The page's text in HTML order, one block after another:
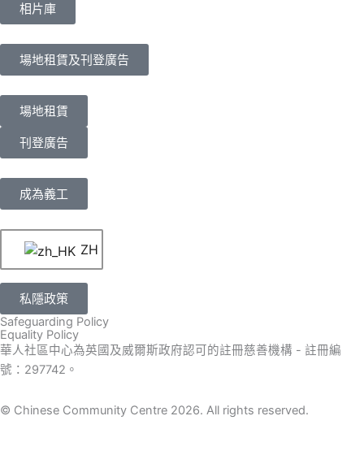
相片庫
場地租賃及刊登廣告
場地租賃
刊登廣告
成為義工
ZH
私隱政策
Safeguarding Policy
Equality Policy
華人社區中心為英國及威爾斯政府認可的註冊慈善機構 - 註冊編
號：297742。
© Chinese Community Centre 2026. All rights reserved.